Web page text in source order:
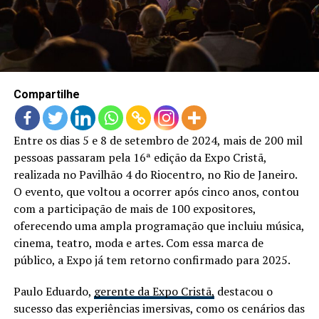
LANÇAMENTOS
Compartilhe
Entre os dias 5 e 8 de setembro de 2024, mais de 200 mil
pessoas passaram pela 16ª edição da Expo Cristã,
realizada no Pavilhão 4 do Riocentro, no Rio de Janeiro.
O evento, que voltou a ocorrer após cinco anos, contou
com a participação de mais de 100 expositores,
oferecendo uma ampla programação que incluiu música,
cinema, teatro, moda e artes. Com essa marca de
público, a Expo já tem retorno confirmado para 2025.
Paulo Eduardo, gerente da Expo Cristã, destacou o
sucesso das experiências imersivas, como os cenários das